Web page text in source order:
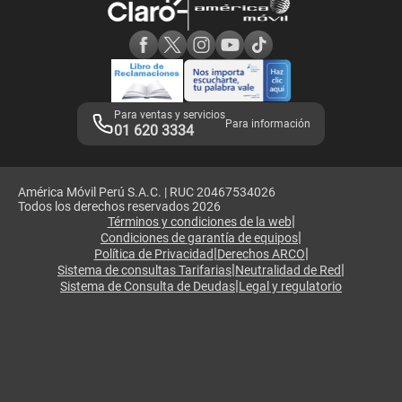
Adquirientes iPhone 6, 6S y SE
Mensaje de Seguridad
Términos y Condiciones de Tienda Claro
Libro de Reclamaciones
Legales de marketplace
Para ventas y servicios
01 620 3334 Para información
América Móvil Perú S.A.C. | RUC 20467534026
Todos los derechos reservados 2026
Términos y condiciones de la web|
Condiciones de garantía de equipos|
Política de Privacidad|Derechos ARCO|
Sistema de consultas Tarifarias|Neutralidad de Red|
Sistema de Consulta de Deudas|Legal y regulatorio